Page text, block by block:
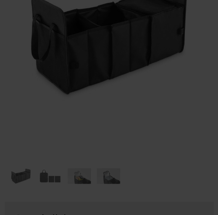
Outdoor & Vrije Tijd
Auto & Veiligheid
Gezondheid & Verzorging
Paraplu's